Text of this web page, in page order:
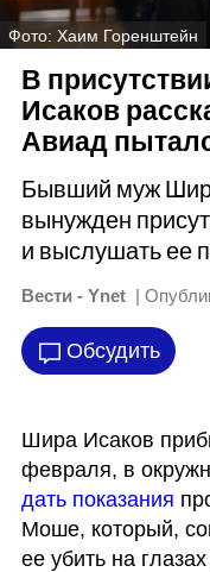
Фото: Хаим Горенштейн
В
Исаков
Авиад
Бывший муж
вынужден
и выслушать ее
Вести - Ynet |
Обсудить
Шира Исаков
дать показания
Моше, который,
ее убить на